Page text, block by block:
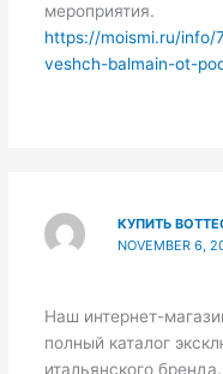
мероприятия.
https://moismi.ru/
veshch-balmain-ot-
КУПИТЬ
NOVEMBER 6,
Наш интернет-
полный каталог
итальянского